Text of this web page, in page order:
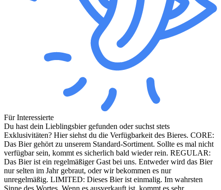
Für Interessierte
Du hast dein Lieblingsbier gefunden oder suchst stets
Exklusivitäten? Hier siehst du die Verfügbarkeit des Bieres. CORE:
Das Bier gehört zu unserem Standard-Sortiment. Sollte es mal nicht
verfügbar sein, kommt es sicherlich bald wieder rein. REGULAR:
Das Bier ist ein regelmäßiger Gast bei uns. Entweder wird das Bier
nur selten im Jahr gebraut, oder wir bekommen es nur
unregelmäßig. LIMITED: Dieses Bier ist einmalig. Im wahrsten